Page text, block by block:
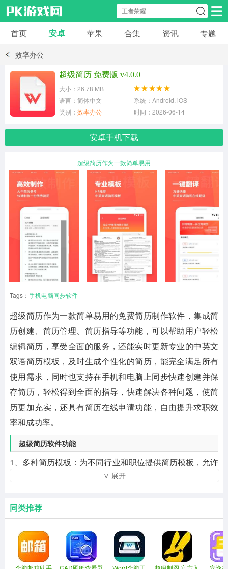
安卓应用 安卓游戏
模拟经营
首页 安卓 苹果 合集 资讯 专题
效率办公
超级简历 免费版 v4.0.0
大小：26.78 MB
语言：简体中文
系统：Android, iOS
类别： 效率办公 时间：2026-06-14
安卓手机下载
超级简历作为一款简单易用
Tags： 手机电脑同步软件
超级简历作为一款简单易用的免费简历制作软件，集成简
历创建、简历管理、简历指导等功能，可以帮助用户轻松
编辑简历，享受全面的服务，还能实时更新专业的中英文
双语简历模板，及时生成个性化的简历，能完全满足所有
使用需求，同时也支持在手机和电脑上同步快速创建并保
存简历，轻松得到全面的指导，快速解决各种问题，使简
历更加充实，还具有简历在线申请功能，自由提升求职效
率和成功率。
超级简历软件功能
1、多种简历模板：为不同行业和职位提供简历模板，允许
用户根据自己的需要选择合适的模板进行编辑。
确保简历格式整洁美观。
3、内容编辑：支持文本、图像、链接等各种内容形式的编
辑。用户可以自由添加个人经历、教育背景、技能和专业
等信息。
∨ 展开
同类推荐